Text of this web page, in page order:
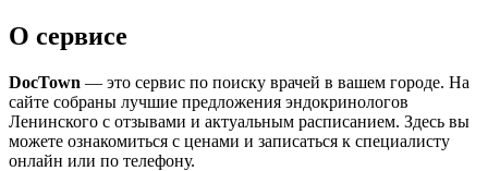
О сервисе
DocTown — это сервис по поиску врачей в вашем городе. На
сайте собраны лучшие предложения эндокринологов
Ленинского с отзывами и актуальным расписанием. Здесь вы
можете ознакомиться с ценами и записаться к специалисту
онлайн или по телефону.